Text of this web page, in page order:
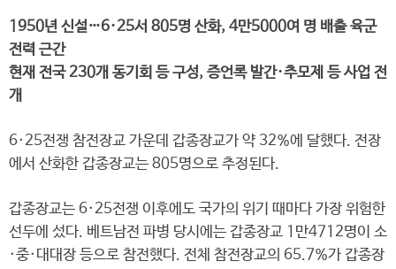
1950년 신설…6·25서 805명 산화, 4만5000여 명 배출 육군
전력 근간
현재 전국 230개 동기회 등 구성, 증언록 발간·추모제 등 사업 전
개
6·25전쟁 참전장교 가운데 갑종장교가 약 32%에 달했다. 전장
에서 산화한 갑종장교는 805명으로 추정된다.
갑종장교는 6·25전쟁 이후에도 국가의 위기 때마다 가장 위험한
선두에 섰다. 베트남전 파병 당시에는 갑종장교 1만4712명이 소
·중·대대장 등으로 참전했다. 전체 참전장교의 65.7%가 갑종장